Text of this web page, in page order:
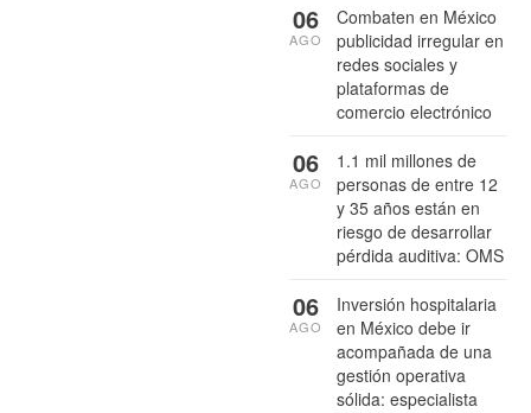
Combaten en México
publicidad irregular en
redes sociales y
plataformas de
comercio electrónico
06
AGO
1.1 mil millones de
personas de entre 12
y 35 años están en
riesgo de desarrollar
pérdida auditiva: OMS
06
AGO
Inversión hospitalaria
en México debe ir
acompañada de una
gestión operativa
sólida: especialista
06
AGO